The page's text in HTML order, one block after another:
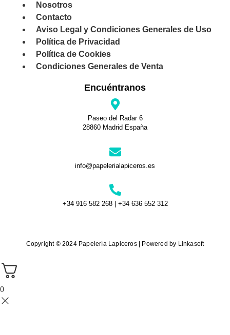
Nosotros
Contacto
Aviso Legal y Condiciones Generales de Uso
Política de Privacidad
Política de Cookies
Condiciones Generales de Venta
Encuéntranos
Paseo del Radar 6
28860 Madrid España
info@papelerialapiceros.es
+34 916 582 268 | +34 636 552 312
Copyright © 2024 Papelería Lapiceros | Powered by Linkasoft
0